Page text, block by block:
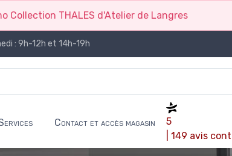
Collection THALES d'Atelier de Langres
: 9h-12h et 14h-19h
Contact et accès magasin
5
| 149 avis